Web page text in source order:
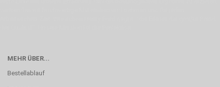
MEHR ÜBER...
Bestellablauf